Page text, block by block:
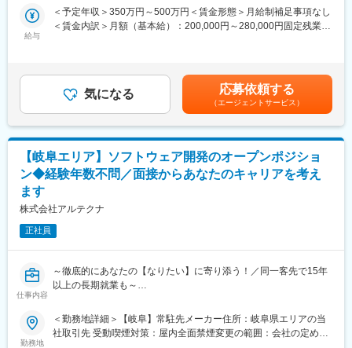
行います。製品のことだけでなく、術式についてのことなど細か
く研修を行っていきます。自信を持って現場に行けるようフォロ
当社は内視鏡手術支援ロボット「ダビンチサージカルシステム」
の販売・保守・トレーニングを手がける医療機器メーカーです。
ダビンチは高倍率3DHD映像、手ぶれ補正、手首以上の可動域を
可能にします。インテュイティブは世界累計2700万件以上の手術
実績や継続的な製品革新（最新のda Vinci 5など）により、圧倒的
な市場シェアと技術優位性を維持しており、世界的に高いシェア
を誇るリーディングカンパニーです。
変更の範囲：会社の定める業務
求人となっております。IT領域へキャリアチェンジされたい方歓
迎しております！
るため、社内でのデスクワークが6割、お客様先での業務が4割ほ
どとなります。また、外部のITベンダーとの打ち合わせ等もある
ため、関係者が多いのも当職種の特徴の一つとなります。
【ポジションの魅力】
全く無い方でも立ち上りが可能となっております。
して安定就業が可能です。（登用率98%、試験ノルマなし）
◆医療業界に貢献：
最新のIoT技術に注力しており、これまで人の手でアナログに行わ
給与
＜予定年収＞350万円～500万円＜賃金形態＞月給制補足事項なし
＜賃金内訳＞月額（基本給）：200,000円～280,000円固定残業手
＞※給与詳細は、年齢・スキルを考慮し決定します。■昇給：年1
回■賞与：年2回賃金はあくまでも目安の金額であり、選考を通じ
て上下する可能性があります。月給(月額)は固定手当を含めた表記
です。
気になる 応募依頼する
（エージェントサービス）
【岐阜エリア】ソフトウェア開発のオープンポジショ
ン◆経験年数不問／面接からあなたのキャリアを考え
ます
株式会社アルテクナ
正社員
仕事内容
～徹底的にあなたの【なりたい】に寄り添う！／同一客先で15年
以上の長期就業も～
■業務内容
岐阜近隣エリアの大手企業を中心に、多種多様な案件の中からご
勤務地
＜勤務地詳細＞【岐阜】常駐先メーカー住所：岐阜県エリアの当
社取引先 受動喫煙対策：屋内全面禁煙変更の範囲：会社の定める